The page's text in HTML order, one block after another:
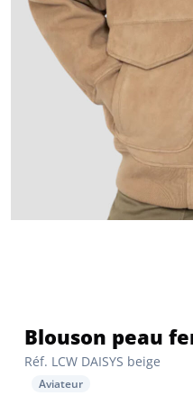
Réf. LCW DAISYS beige
Blouson peau
Aviateur